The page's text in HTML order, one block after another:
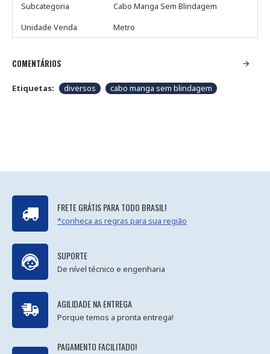
Subcategoria
Cabo Manga Sem Blindagem
Unidade Venda
Metro
COMENTÁRIOS
Etiquetas: diversos cabo manga sem blindagem
FRETE GRÁTIS PARA TODO BRASIL!
*conheça as regras para sua região
SUPORTE
De nível técnico e engenharia
AGILIDADE NA ENTREGA
Porque temos a pronta entrega!
PAGAMENTO FACILITADO!